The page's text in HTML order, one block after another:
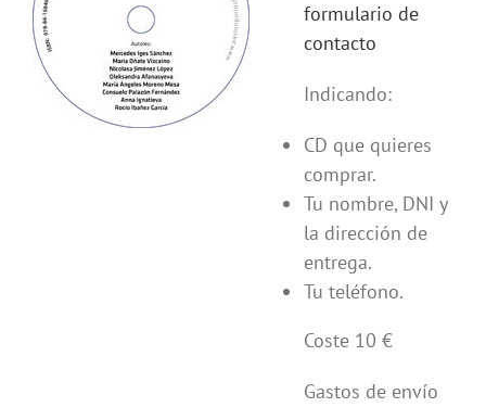
formulario de
contacto
Indicando:
CD que quieres
comprar.
Tu nombre, DNI y
la dirección de
entrega.
Tu teléfono.
Coste 10 €
Gastos de envío